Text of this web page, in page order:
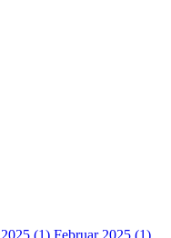
(1) Februar 2025 (1)